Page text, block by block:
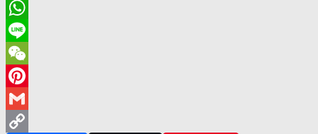
Telegram
WhatsApp
Line
WeChat
Pinterest
Gmail